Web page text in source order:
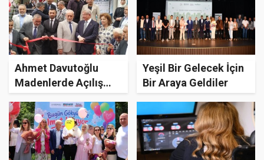
Ahmet Davutoğlu
Madenlerde Açılış
Yaptı
Yeşil Bir Gelecek İçin
Bir Araya Geldiler